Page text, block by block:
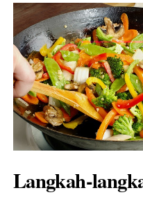
Langkah-